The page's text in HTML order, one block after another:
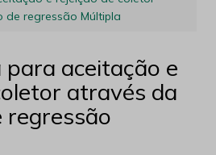
regressão Múltipla
aceitação e
através da
regressão